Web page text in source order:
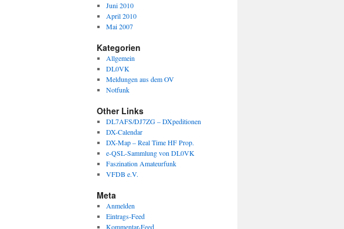
Juni 2010
April 2010
Mai 2007
Kategorien
Allgemein
DL0VK
Meldungen aus dem OV
Notfunk
Other Links
DL7AFS/DJ7ZG – DXpeditionen
DX-Calendar
DX-Map – Real Time HF Prop.
e-QSL-Sammlung von DL0VK
Faszination Amateurfunk
VFDB e.V.
Meta
Anmelden
Eintrags-Feed
Kommentar-Feed